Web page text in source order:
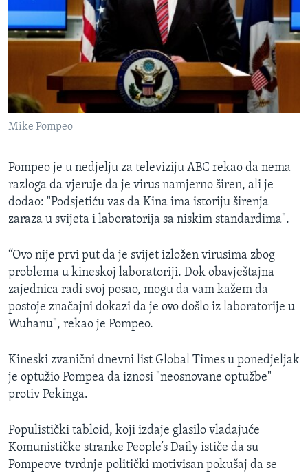
Mike Pompeo
Pompeo je u nedjelju za televiziju ABC rekao da nema
razloga da vjeruje da je virus namjerno širen, ali je
dodao: "Podsjetiću vas da Kina ima istoriju širenja
zaraza u svijeta i laboratorija sa niskim standardima".
“Ovo nije prvi put da je svijet izložen virusima zbog
problema u kineskoj laboratoriji. Dok obavještajna
zajednica radi svoj posao, mogu da vam kažem da
postoje značajni dokazi da je ovo došlo iz laboratorije u
Wuhanu", rekao je Pompeo.
Kineski zvanični dnevni list Global Times u ponedjeljak
je optužio Pompea da iznosi "neosnovane optužbe"
protiv Pekinga.
Populistički tabloid, koji izdaje glasilo vladajuće
Komunističke stranke People’s Daily ističe da su
Pompeove tvrdnje politički motivisan pokušaj da se